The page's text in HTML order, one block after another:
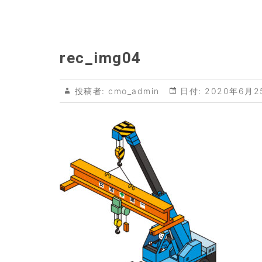
rec_img04
投稿者: cmo_admin 日付: 2020年6月